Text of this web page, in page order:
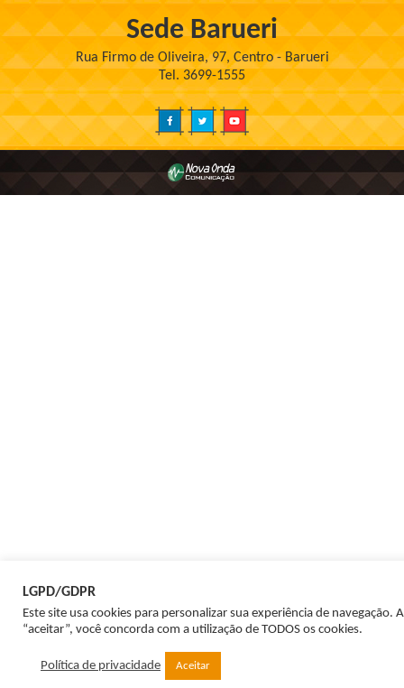
Sede Barueri
Rua Firmo de Oliveira, 97, Centro - Barueri
Tel. 3699-1555
LGPD/GDPR
Este site usa cookies para personalizar sua experiência de navegação.
“aceitar”, você concorda com a utilização de TODOS os cookies.
Política de privacidade Aceitar